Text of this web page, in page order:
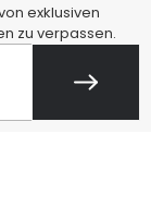
exklusiven
zu verpassen.